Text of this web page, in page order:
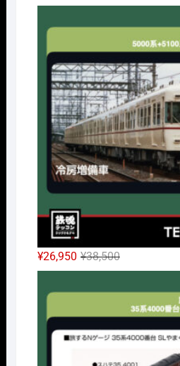
の
価
¥14,300
で
し
た。
在
の
は
¥10,010
で
す。
¥38,500元
の
価
¥38,500
¥26,950
現
在
の
は